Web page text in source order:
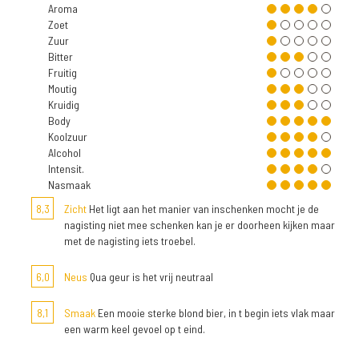
Aroma
Zoet
Zuur
Bitter
Fruitig
Moutig
Kruidig
Body
Koolzuur
Alcohol
Intensit.
Nasmaak
8,3
Zicht Het ligt aan het manier van inschenken mocht je de
nagisting niet mee schenken kan je er doorheen kijken maar
met de nagisting iets troebel.
6,0 Neus Qua geur is het vrij neutraal
8,1 Smaak Een mooie sterke blond bier, in t begin iets vlak maar
een warm keel gevoel op t eind.